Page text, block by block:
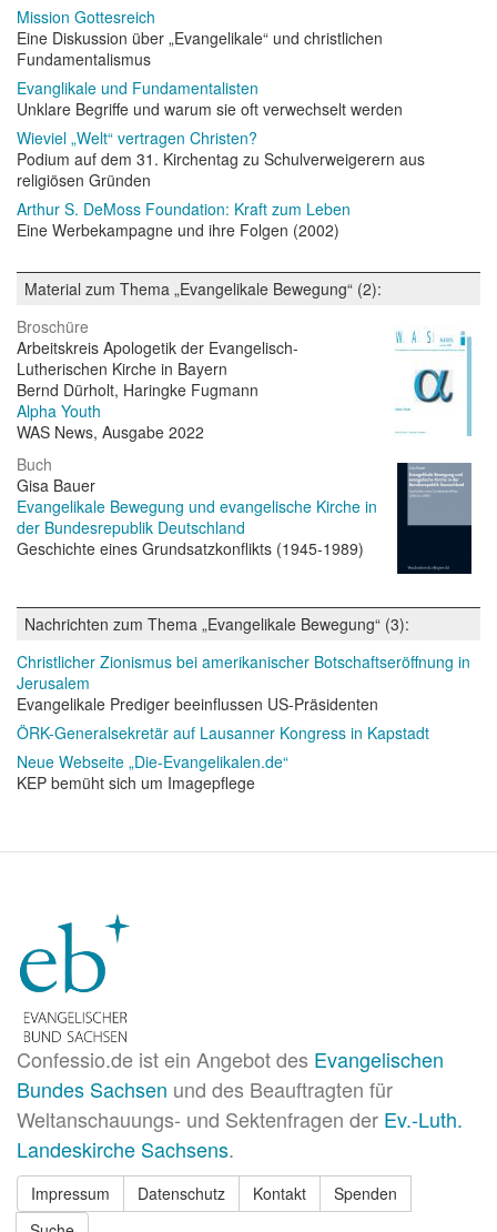
Mission Gottesreich
Eine Diskussion über „Evangelikale“ und christlichen
Fundamentalismus
Evanglikale und Fundamentalisten
Unklare Begriffe und warum sie oft verwechselt werden
Wieviel „Welt“ vertragen Christen?
Podium auf dem 31. Kirchentag zu Schulverweigerern aus
religiösen Gründen
Arthur S. DeMoss Foundation: Kraft zum Leben
Eine Werbekampagne und ihre Folgen (2002)
Material zum Thema „Evangelikale Bewegung“ (2):
Broschüre
Arbeitskreis Apologetik der Evangelisch-
Lutherischen Kirche in Bayern
Bernd Dürholt, Haringke Fugmann
Alpha Youth
WAS News, Ausgabe 2022
Buch
Gisa Bauer
Evangelikale Bewegung und evangelische Kirche in
der Bundesrepublik Deutschland
Geschichte eines Grundsatzkonflikts (1945-1989)
Nachrichten zum Thema „Evangelikale Bewegung“ (3):
Christlicher Zionismus bei amerikanischer Botschaftseröffnung in
Jerusalem
Evangelikale Prediger beeinflussen US-Präsidenten
ÖRK-Generalsekretär auf Lausanner Kongress in Kapstadt
Neue Webseite „Die-Evangelikalen.de“
KEP bemüht sich um Imagepflege
Confessio.de ist ein Angebot des Evangelischen
Bundes Sachsen und des Beauftragten für
Weltanschauungs- und Sektenfragen der Ev.-Luth.
Landeskirche Sachsens.
Impressum Datenschutz Kontakt
Spenden